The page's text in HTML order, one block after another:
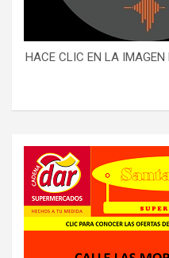
HACE CLIC EN LA IMAGEN